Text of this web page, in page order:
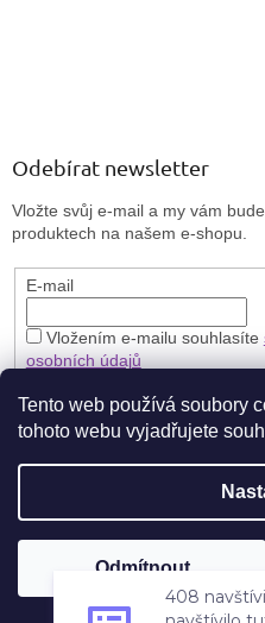
Tento web používá soubory
tohoto webu vyjadřujete
Odmítnout
🎁 **Zaregistrujte se a získejte
Odebírat newsletter
Vložte svůj e-mail a my vám
produktech na našem e-shopu.
E-mail
Vložením e-mailu souhlasíte
osobních údajů
PŘIHLÁSIT SE
Copyright 2026Brillbird Vary
408
navštívilo